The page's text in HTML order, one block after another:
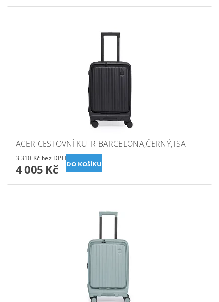
ACER CESTOVNÍ KUFR BARCELONA,ČERNÝ,TSA
3 310 Kč bez DPH
4 005 Kč